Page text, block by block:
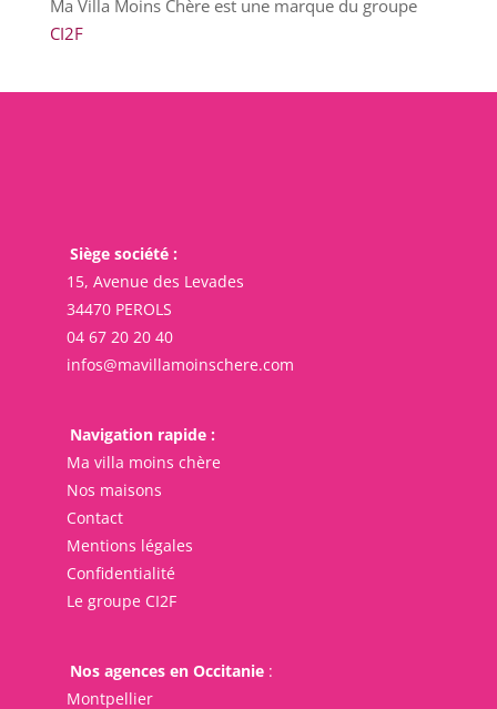
Ma Villa Moins Chère est une marque du groupe
CI2F
Siège société :
15, Avenue des Levades
34470 PEROLS
04 67 20 20 40
infos@mavillamoinschere.com
Navigation rapide :
Ma villa moins chère
Nos maisons
Contact
Mentions légales
Confidentialité
Le groupe CI2F
Nos agences en Occitanie:
Montpellier